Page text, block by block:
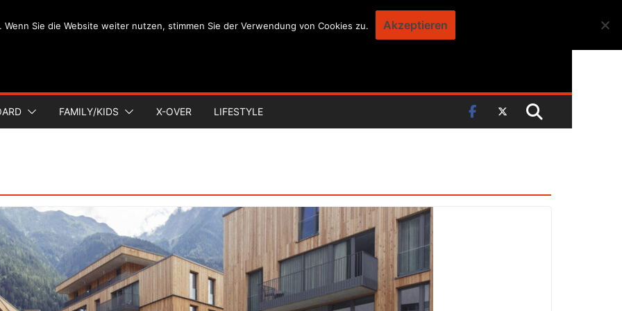
FAMILY/KIDS X-OVER LIFESTYLE
Wenn Sie die Website weiter nutzen, stimmen Sie der Verwendung von Cookies zu. Akzeptieren